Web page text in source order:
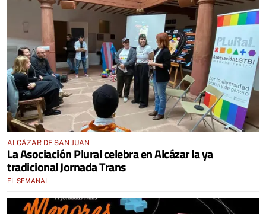
ALCÁZAR DE SAN JUAN
La Asociación Plural celebra en Alcázar la ya
tradicional Jornada Trans
EL SEMANAL